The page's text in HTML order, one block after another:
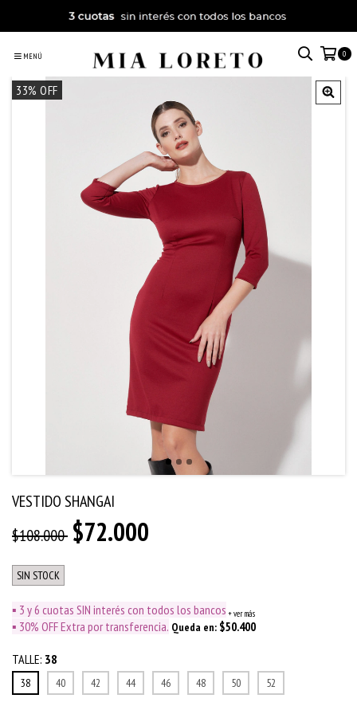
MENÚ 0
33% OFF
VESTIDO SHANGAI
$108.000 $72.000
SIN STOCK
▪️ 3 y 6 cuotas SIN interés con todos los bancos + ver más
▪️ 30% OFF Extra por transferencia. Queda en: $50.400
TALLE: 38
38 40 42 44 46 48 50 52